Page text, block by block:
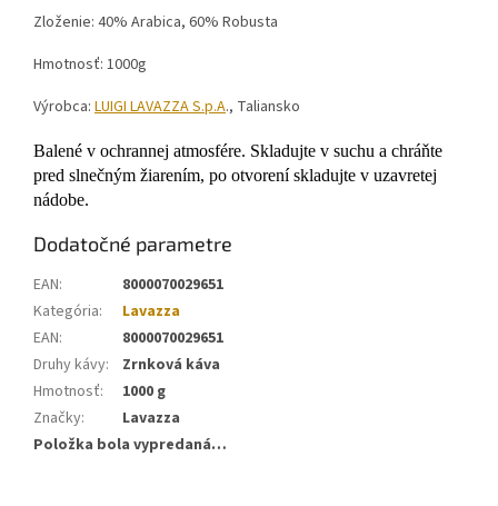
Zloženie: 40% Arabica, 60% Robusta
Hmotnosť: 1000g
Výrobca: LUIGI LAVAZZA S.p.A., Taliansko
Balené v ochrannej atmosfére. Skladujte v suchu a chráňte
pred slnečným žiarením, po otvorení skladujte v uzavretej
nádobe.
Dodatočné parametre
EAN:
8000070029651
Kategória:
Lavazza
EAN:
8000070029651
Druhy kávy:
Zrnková káva
Hmotnosť:
1000 g
Značky:
Lavazza
Položka bola vypredaná…